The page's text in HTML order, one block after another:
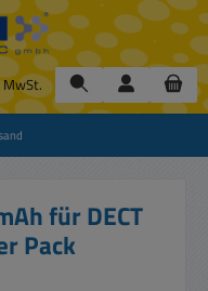
MwSt.
für DECT
Pack